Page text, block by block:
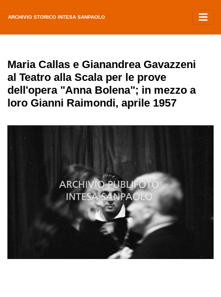
ARCHIVIO STORICO INTESA SANPAOLO
Maria Callas e Gianandrea Gavazzeni
al Teatro alla Scala per le prove
dell'opera "Anna Bolena"; in mezzo a
loro Gianni Raimondi, aprile 1957